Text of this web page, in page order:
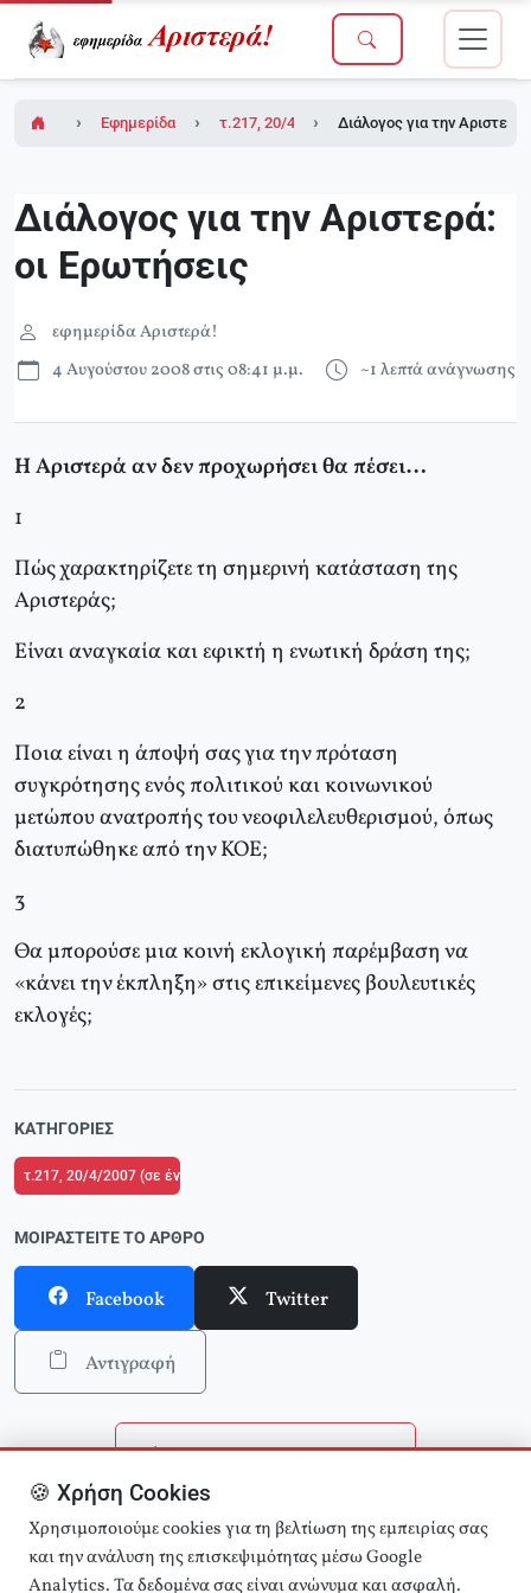
Εφημερίδα Αριστερά!τ.217, 20/4/2007 (σε ένθετο οι ΘΕΣΕΙΣ για
Διάλογος για την
Διάλογος για την Αριστερά:
οι Ερωτήσεις
εφημερίδα Αριστερά!
4 Αυγούστου 2008 στις 08:41 μ.μ.
~1 λεπτά ανάγνωσης
Η Αριστερά αν δεν προχωρήσει θα πέσει…
1
Πώς χαρακτηρίζετε τη σημερινή κατάσταση της
Aριστεράς;
Eίναι αναγκαία και εφικτή η ενωτική δράση της;
2
Ποια είναι η άποψή σας για την πρόταση
συγκρότησης ενός πολιτικού και κοινωνικού
μετώπου ανατροπής του νεοφιλελευθερισμού, όπως
διατυπώθηκε από την KOE;
3
Θα μπορούσε μια κοινή εκλογική παρέμβαση να
«κάνει την έκπληξη» στις επικείμενες βουλευτικές
εκλογές;
ΚΑΤΗΓΟΡΊΕΣ
τ.217, 20/4/2007 (σε ένθετο οι ΘΕΣΕΙΣ για το 2ο Συνέδριο της ΚΟΕ)
ΜΟΙΡΑΣΤΕΊΤΕ ΤΟ ΆΡΘΡΟ
Facebook Twitter
Αντιγραφή
Επιστροφή στην αρχική
Αναζήτηση άρθρων
🍪 Χρήση Cookies
Χρησιμοποιούμε cookies για τη βελτίωση της εμπειρίας σας
και την ανάλυση της επισκεψιμότητας μέσω Google
Analytics. Τα δεδομένα σας είναι ανώνυμα και ασφαλή.